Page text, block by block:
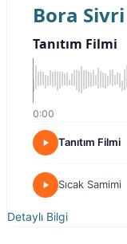
Bora Sivri
Tanıtım Filmi
0:00
Tanıtım Filmi
Sıcak Samimi
Detaylı Bilgi